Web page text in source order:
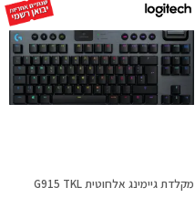
מקלדת גיימינג אלחוטית G915 TKL